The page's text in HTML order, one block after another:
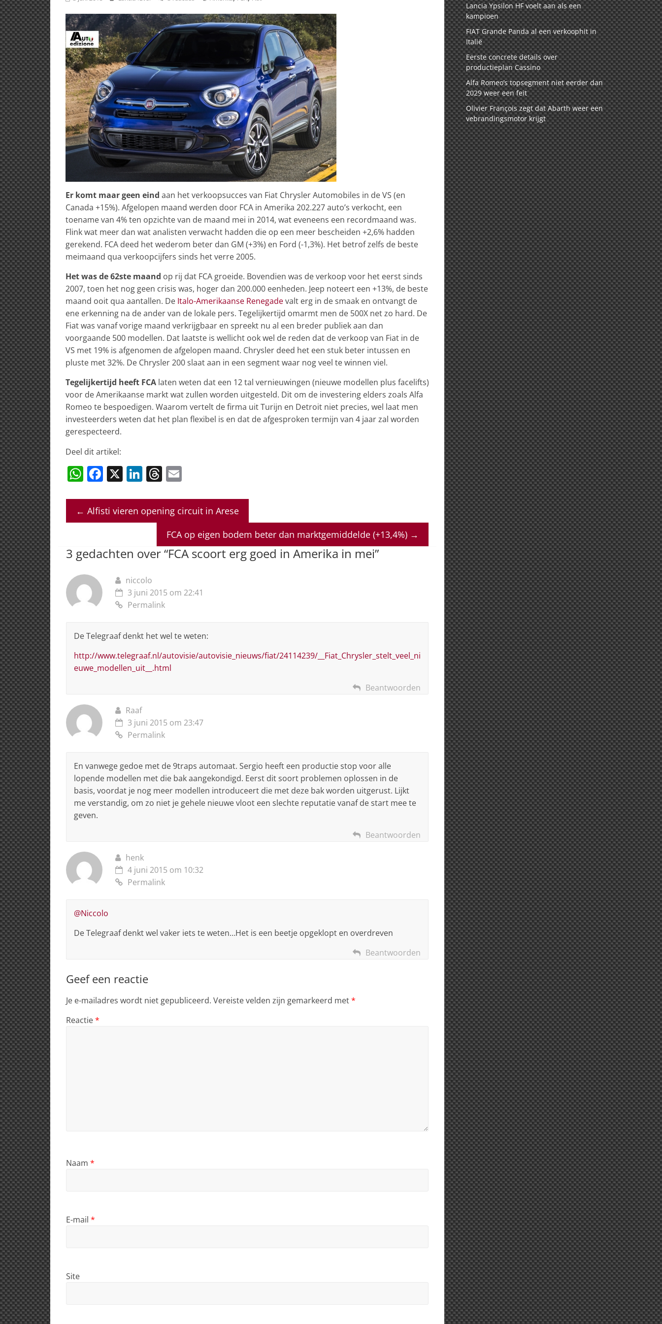
Er komt maar geen eind aan het verkoopsucces van Fiat Chrysler Automobiles in de VS (en
Canada +15%). Afgelopen maand werden door FCA in Amerika 202.227 auto’s verkocht, een
toename van 4% ten opzichte van de maand mei in 2014, wat eveneens een recordmaand was.
Flink wat meer dan wat analisten verwacht hadden die op een meer bescheiden +2,6% hadden
gerekend. FCA deed het wederom beter dan GM (+3%) en Ford (-1,3%). Het betrof zelfs de beste
meimaand qua verkoopcijfers sinds het verre 2005.
Het was de 62ste maand op rij dat FCA groeide. Bovendien was de verkoop voor het eerst sinds
2007, toen het nog geen crisis was, hoger dan 200.000 eenheden. Jeep noteert een +13%, de beste
maand ooit qua aantallen. De Italo-Amerikaanse Renegadevalt erg in de smaak en ontvangt de
ene erkenning na de ander van de lokale pers. Tegelijkertijd omarmt men de 500X net zo hard. De
Fiat was vanaf vorige maand verkrijgbaar en spreekt nu al een breder publiek aan dan
voorgaande 500 modellen. Dat laatste is wellicht ook wel de reden dat de verkoop van Fiat in de
VS met 19% is afgenomen de afgelopen maand. Chrysler deed het een stuk beter intussen en
pluste met 32%. De Chrysler 200 slaat aan in een segment waar nog veel te winnen viel.
Tegelijkertijd heeft FCA laten weten dat een 12 tal vernieuwingen (nieuwe modellen plus facelifts)
voor de Amerikaanse markt wat zullen worden uitgesteld. Dit om de investering elders zoals Alfa
Romeo te bespoedigen. Waarom vertelt de firma uit Turijn en Detroit niet precies, wel laat men
investeerders weten dat het plan flexibel is en dat de afgesproken termijn van 4 jaar zal worden
gerespecteerd.
Deel dit artikel:
W
at
s
p
F
c
e
o
X Li
k
e
n
T
re
a
d
s
ai
l
← Alfisti vieren opening circuit in Arese
FCA op eigen bodem beter dan marktgemiddelde (+13,4%) →
3 gedachten over “FCA scoort erg goed in Amerika in mei”
niccolo
3 juni 2015 om 22:41
Permalink
De Telegraaf denkt het wel te weten:
http://www.telegraaf.nl/autovisie/autovisie_nieuws/fiat/24114239/__Fiat_Chrysler_stelt_veel_ni
euwe_modellen_uit__.html
Beantwoorden
Raaf
3 juni 2015 om 23:47
Permalink
En vanwege gedoe met de 9traps automaat. Sergio heeft een productie stop voor alle
lopende modellen met die bak aangekondigd. Eerst dit soort problemen oplossen in de
basis, voordat je nog meer modellen introduceert die met deze bak worden uitgerust. Lijkt
me verstandig, om zo niet je gehele nieuwe vloot een slechte reputatie vanaf de start mee te
geven.
Beantwoorden
henk
4 juni 2015 om 10:32
Permalink
@Niccolo
De Telegraaf denkt wel vaker iets te weten…Het is een beetje opgeklopt en overdreven
Beantwoorden
Geef een reactie
Je e-mailadres wordt niet gepubliceerd. Vereiste velden zijn gemarkeerd met*
Reactie*
Naam *
E-mail *
Site
Lancia Ypsilon HF voelt aan als een
kampioen
FIAT Grande Panda al een verkoophit in
Italië
Eerste concrete details over
productieplan Cassino
Alfa Romeo’s topsegment niet eerder dan
2029 weer een feit
Olivier François zegt dat Abarth weer een
vebrandingsmotor krijgt